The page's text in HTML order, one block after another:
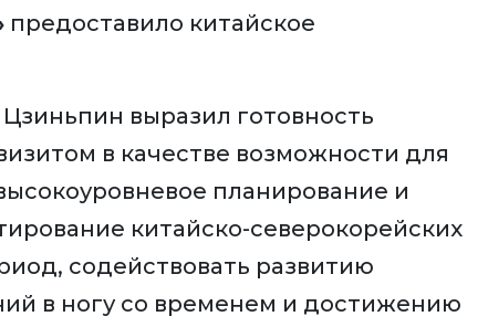
предоставило китайское
выразил готовность
в качестве возможности для
планирование и
китайско-северокорейских
содействовать развитию
в ногу со временем и достижению